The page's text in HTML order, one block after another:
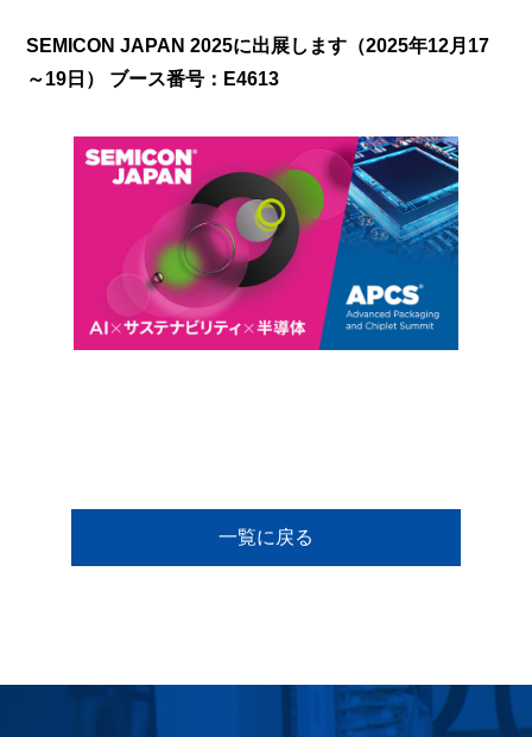
弊社商品、サービスに
関するお問合せ
SEMICON JAPAN 2025に出展します（2025年12月17
～19日） ブース番号：E4613
一覧に戻る